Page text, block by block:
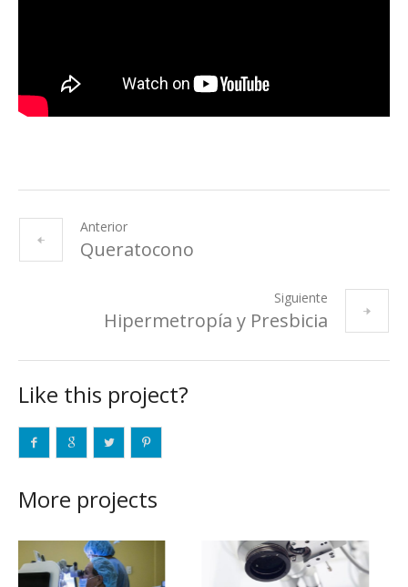
Anterior
Queratocono
Siguiente
Hipermetropía y Presbicia
Like this project?
More projects